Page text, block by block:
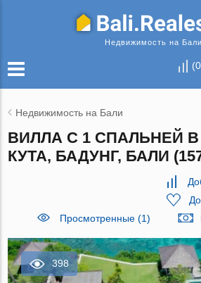
Недвижимость на Бали
(0
Недвижимость на Бали
ВИЛЛА С 1 СПАЛЬНЕЙ
КУТА, БАДУНГ, БАЛИ
Просмотренные (1)
398